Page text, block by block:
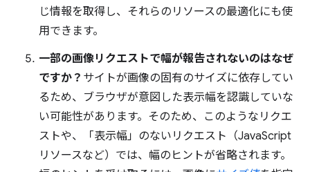
じ情報を取得し、それらのリソースの最適化にも使
用できます。
一部の画像リクエストで幅が報告されないのはなぜ
ですか？ サイトが画像の固有のサイズに依存してい
るため、ブラウザが意図した表示幅を認識していな
い可能性があります。そのため、このようなリクエ
ストや、「表示幅」のないリクエスト（JavaScript
リソースなど）では、幅のヒントが省略されます。